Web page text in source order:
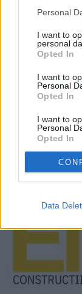
Personal
I want to
personal
Opted In
I want to
Personal
Opted In
I want to
Personal
Opted In
Data